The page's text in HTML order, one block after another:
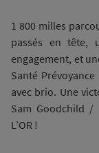
1 800 milles
passés en tête,
engagement, et
Santé
avec brio. Une
Sam Goodchild /
L’OR !